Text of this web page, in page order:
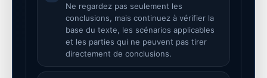
Ne regardez pas seulement les
conclusions, mais continuez à vérifier la
base du texte, les scénarios applicables
et les parties qui ne peuvent pas tirer
directement de conclusions.